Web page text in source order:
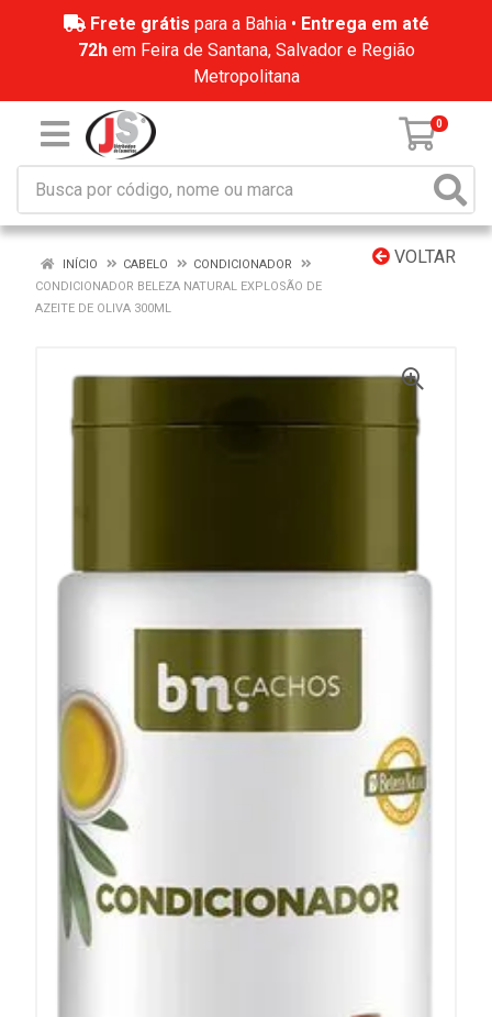
Frete grátis para a Bahia • Entrega em até
72hem Feira de Santana, Salvador e Região
Metropolitana
0
VOLTAR
INÍCIO CABELO
CONDICIONADOR
CONDICIONADOR BELEZA NATURAL EXPLOSÃO DE
AZEITE DE OLIVA 300ML